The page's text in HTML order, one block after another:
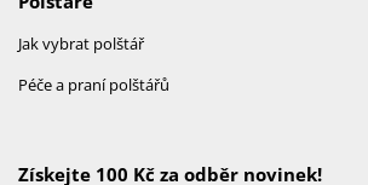
Jak vybrat polštář
Péče a praní polštářů
Získejte 100 Kč za odběr novinek!